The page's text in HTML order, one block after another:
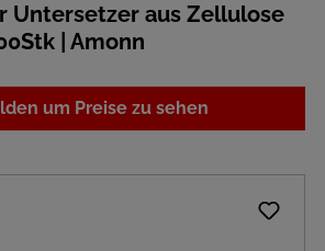
Untersetzer aus Zellulose
| Amonn
um Preise zu sehen